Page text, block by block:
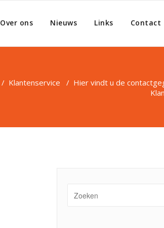
Over ons Nieuws Links Contact
/ Klantenservice / Hier vindt u de